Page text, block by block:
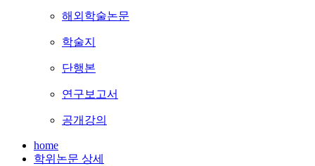
해외학술논문
학술지
단행본
연구보고서
공개강의
home
학위논문 상세